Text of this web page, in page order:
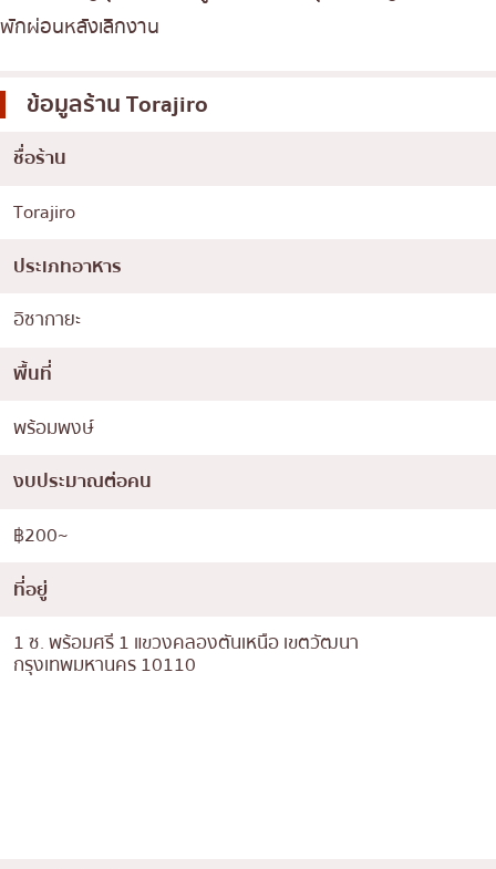
พักผ่อนหลังเลิกงาน
ข้อมูลร้านTorajiro
ชื่อร้าน
Torajiro
ประเภทอาหาร
อิซากายะ
พื้นที่
พร้อมพงษ์
งบประมาณต่อคน
฿200~
ที่อยู่
1 ซ. พร้อมศรี 1 แขวงคลองตันเหนือ เขตวัฒนา
กรุงเทพมหานคร 10110